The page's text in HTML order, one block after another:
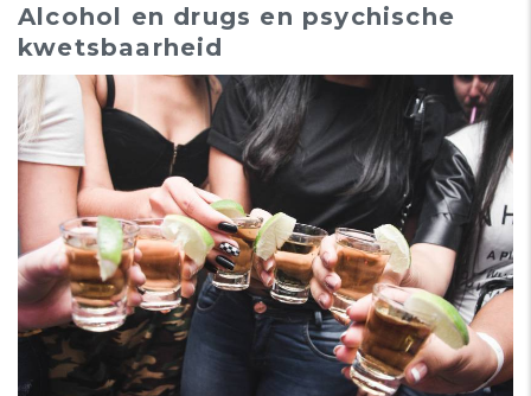
Alcohol en drugs en psychische
kwetsbaarheid